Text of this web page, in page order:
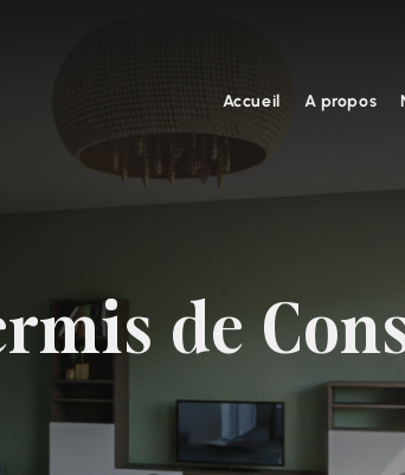
Accueil A propos
de